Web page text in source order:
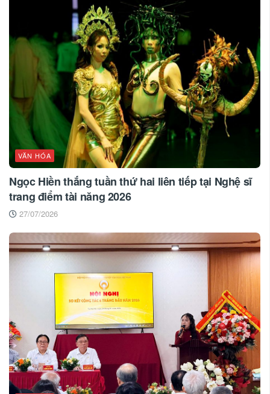
VĂN HÓA
Ngọc Hiền thắng tuần thứ hai liên tiếp tại Nghệ sĩ
trang điểm tài năng 2026
27/07/2026